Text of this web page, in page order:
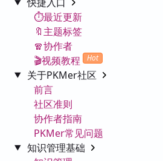
⏱️最近更新
🔖主题标签
🧣协作者
🎬视频教程
Hot
关于PKMer社区
前言
社区准则
协作者指南
PKMer常见问题
知识管理基础